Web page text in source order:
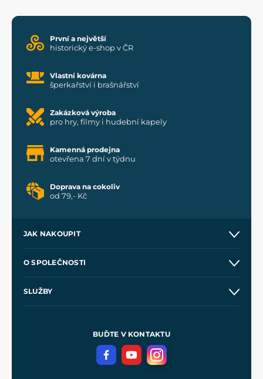
První a největší
historický e-shop v ČR
Vlastní kovárna
šperkařství i brašnářství
Zakázková výroba
pro hry, filmy i hudební kapely
Kamenná prodejna
otevřena 7 dní v týdnu
Doprava na cokoliv
od 79,- Kč
JAK NAKOUPIT
Velkoobchod
O SPOLEČNOSTI
SLUŽBY
Meče pro Kingdom Come
BUĎTE V KONTAKTU